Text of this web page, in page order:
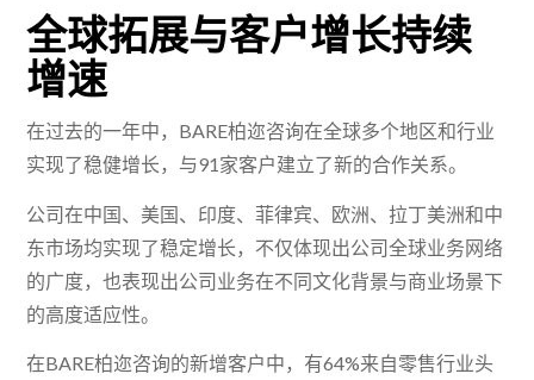
全球拓展与客户增长持续
增速
在过去的一年中，BARE柏迩咨询在全球多个地区和行业
实现了稳健增长，与91家客户建立了新的合作关系。
公司在中国、美国、印度、菲律宾、欧洲、拉丁美洲和中
东市场均实现了稳定增长，不仅体现出公司全球业务网络
的广度，也表现出公司业务在不同文化背景与商业场景下
的高度适应性。
在BARE柏迩咨询的新增客户中，有64%来自零售行业头